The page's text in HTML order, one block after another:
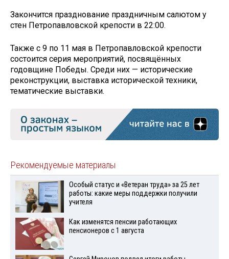
Закончится празднование праздничным салютом у
стен Петропавловской крепости в 22:00.
Также с 9 по 11 мая в Петропавловской крепости
состоится серия мероприятий, посвящённых
годовщине Победы. Среди них — исторические
реконструкции, выставка исторической техники,
тематические выставки.
Рекомендуемые материалы
Особый статус и «Ветеран труда» за 25 лет
работы: какие меры поддержки получили
учителя
Как изменятся пенсии работающих
пенсионеров с 1 августа